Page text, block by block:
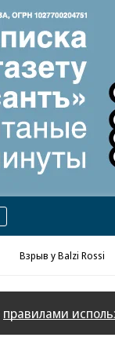
Взрыв у Balzi Rossi
правилами